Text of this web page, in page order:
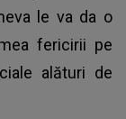
le va da o
fericirii pe
alături de